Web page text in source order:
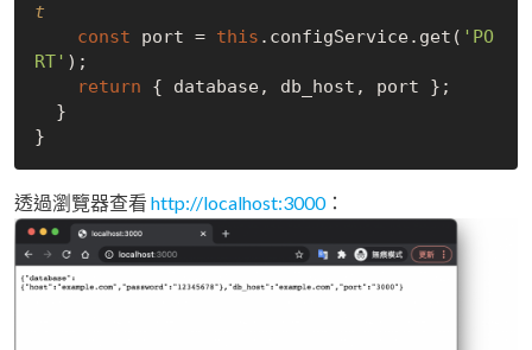
t
const port = this .configService.get( 'PO
RT' );
return { database, db_host, port };
透過瀏覽器查看 http://localhost:3000：